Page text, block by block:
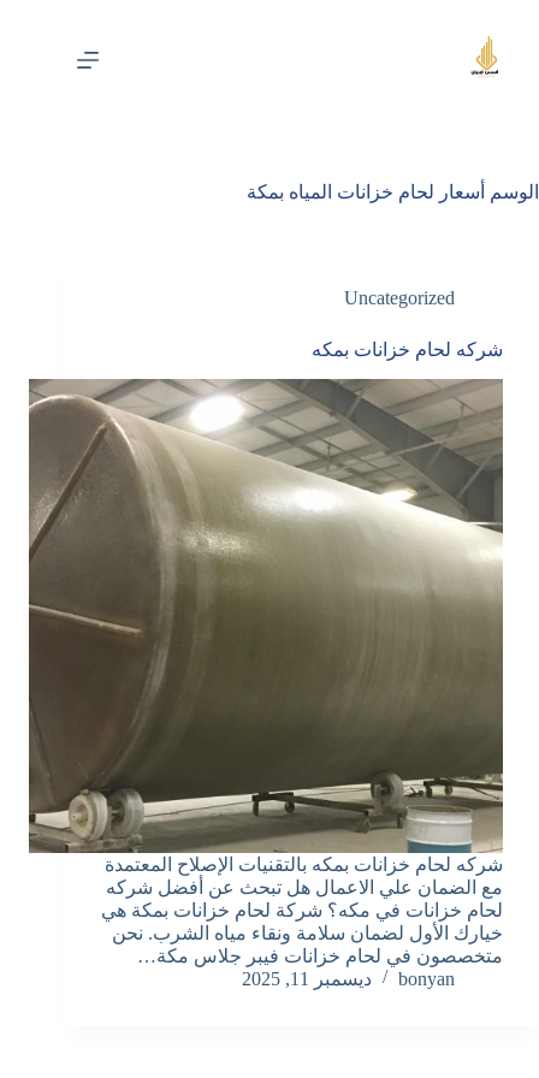
المحتوى
الوسم أسعار لحام خزانات المياه بمكة
Uncategorized
شركه لحام خزانات بمكه
شركه لحام خزانات بمكه بالتقنيات الإصلاح المعتمدة
مع الضمان علي الاعمال هل تبحث عن أفضل شركه
لحام خزانات في مكه؟ شركة لحام خزانات بمكة هي
خيارك الأول لضمان سلامة ونقاء مياه الشرب. نحن
متخصصون في لحام خزانات فيبر جلاس مكة…
bonyan
ديسمبر 11, 2025